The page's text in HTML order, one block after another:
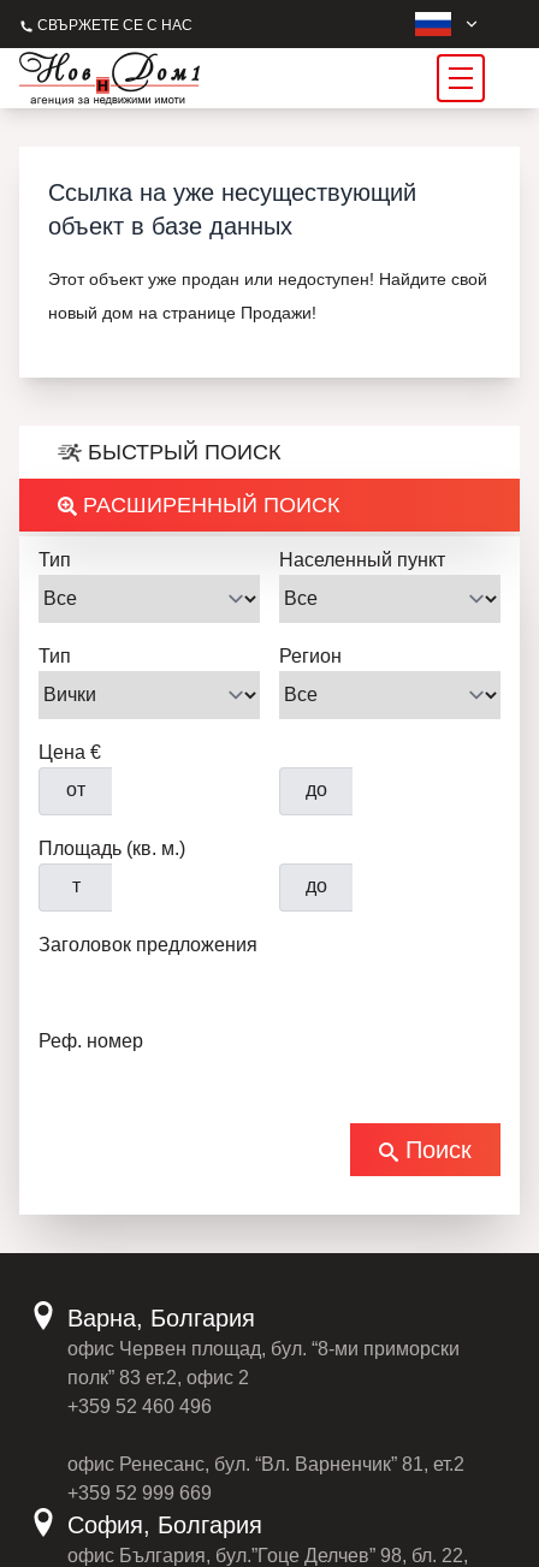
СВЪРЖЕТЕ СЕ С НАС
Ссылка на уже несуществующий
объект в базе данных
Этот объект уже продан или недоступен! Найдите свой
новый дом на странице Продажи!
БЫСТРЫЙ ПОИСК
РАСШИРЕННЫЙ ПОИСК
Тип Населенный пункт
Тип Регион
Цена €
от
до
Площадь (кв. м.)
т
до
Заголовок предложения
Реф. номер
Поиск
Варна, Болгария
офис Червен площад, бул. “8-ми приморски
полк” 83 ет.2, офис 2
+359 52 460 496
офис Ренесанс, бул. “Вл. Варненчик” 81, ет.2
+359 52 999 669
София, Болгария
офис България, бул.”Гоце Делчев” 98, бл. 22,